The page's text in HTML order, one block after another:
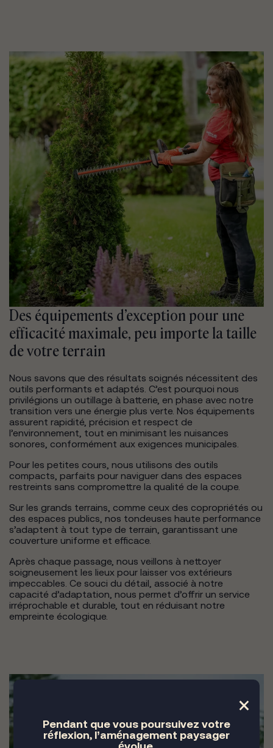
Des équipements d’exception pour une
efficacité maximale, peu importe la taille
de votre terrain
Nous savons que des résultats soignés nécessitent des
outils performants et adaptés. C’est pourquoi nous
privilégions un outillage à batterie, en phase avec notre
transition vers une énergie plus verte. Nos équipements
assurent rapidité, précision et respect de
l’environnement, tout en minimisant les nuisances
sonores, conformément aux exigences municipales.
Pour les petites cours, nous utilisons des outils
compacts, parfaits pour naviguer dans des espaces
restreints sans compromettre la qualité de la coupe.
Sur les grands terrains, comme ceux des copropriétés ou
des espaces publics, nos tondeuses haute performance
s’adaptent à tout type de terrain, garantissant une
couverture uniforme et efficace.
Après chaque passage, nous veillons à nettoyer
soigneusement les lieux pour laisser vos extérieurs
impeccables. Ce souci du détail, associé à notre
capacité d’adaptation, nous permet d’offrir un service
irréprochable et durable, tout en réduisant notre
empreinte écologique.
×
Pendant que vous poursuivez votre
réflexion, l’aménagement paysager